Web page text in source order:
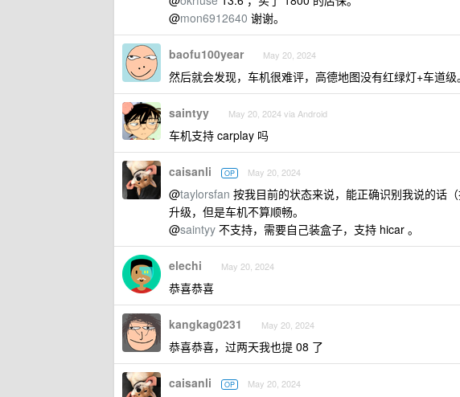
@mon6912640 谢谢。
baofu100year May 20, 2024
然后就会发现，车机很难评，高德地图没有红绿灯+车道
saintyy May 20, 2024 via Android
车机支持 carplay 吗
caisanli OP May 20, 2024
@taylorsfan 按我目前的状态来说，能正确识别我说的话
升级，但是车机不算顺畅。
@saintyy 不支持，需要自己装盒子，支持 hicar 。
elechi May 20, 2024
恭喜恭喜
kangkag0231 May 20, 2024
恭喜恭喜，过两天我也提 08 了
caisanli OP May 20, 2024